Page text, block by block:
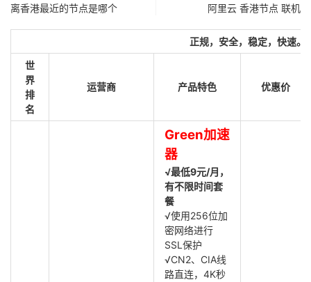
离香港最近的节点是哪个 阿里云 香港节点 联机
正规，安全，稳定，快速。
世
界
排
名
运营商 产品特色 优惠价
Green加速
器
√最低9元/月，
有不限时间套
餐
√使用256位加
密网络进行
SSL保护
√CN2、CIA线
路直连，4K秒